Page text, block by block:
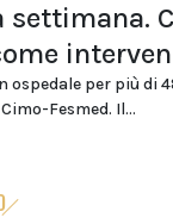
settimana.
ospedale per più di
Fesmed. Il...